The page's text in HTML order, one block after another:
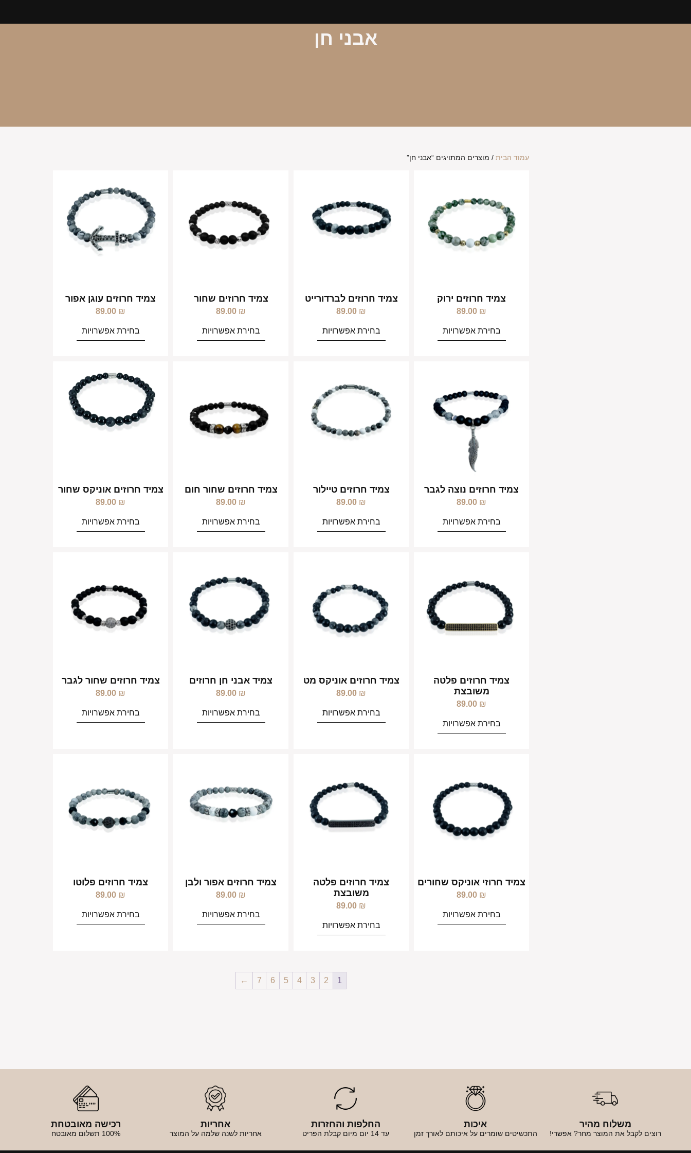
אבני חן
עמוד הבית/ מוצרים המתויגים “אבני חן”
צמיד חרוזים ירוק
89.00 ₪
בחירת אפשרויות
צמיד חרוזים לברדורייט
89.00 ₪
בחירת אפשרויות
צמיד חרוזים שחור
89.00 ₪
בחירת אפשרויות
צמיד חרוזים עוגן אפור
89.00 ₪
בחירת אפשרויות
צמיד חרוזים נוצה לגבר
89.00 ₪
בחירת אפשרויות
צמיד חרוזים טיילור
89.00 ₪
בחירת אפשרויות
צמיד חרוזים שחור חום
89.00 ₪
בחירת אפשרויות
צמיד חרוזים אוניקס שחור
89.00 ₪
בחירת אפשרויות
צמיד חרוזים פלטה
משובצת
89.00 ₪
בחירת אפשרויות
צמיד חרוזים אוניקס מט
89.00 ₪
בחירת אפשרויות
צמיד אבני חן חרוזים
89.00 ₪
בחירת אפשרויות
צמיד חרוזים שחור לגבר
89.00 ₪
בחירת אפשרויות
צמיד חרוזי אוניקס שחורים
89.00 ₪
בחירת אפשרויות
צמיד חרוזים פלטה
משובצת
89.00 ₪
בחירת אפשרויות
צמיד חרוזים אפור ולבן
89.00 ₪
בחירת אפשרויות
צמיד חרוזים פלוטו
89.00 ₪
בחירת אפשרויות
1
2
3
4
5
6
7
←
משלוח מהיר
רוצים לקבל את המוצר מחר? אפשרי!
איכות
התכשיטים שומרים על איכותם לאורך זמן
החלפות והחזרות
עד 14 יום מיום קבלת הפריט
אחריות
אחריות לשנה שלמה על המוצר
רכישה מאובטחת
100% תשלום מאובטח